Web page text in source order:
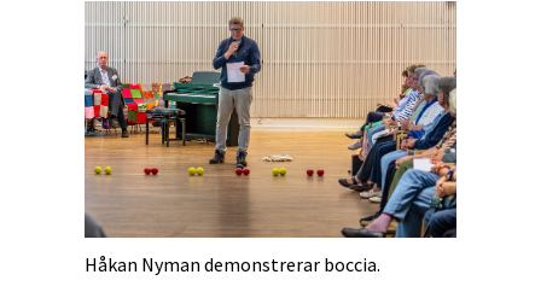
Håkan Nyman demonstrerar boccia.